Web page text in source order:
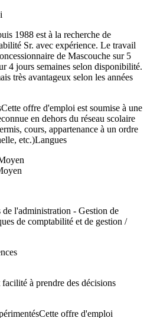
1988 est à la recherche de
Sr. avec expérience. Le travail
de Mascouche sur 5
4 jours semaines selon disponibilité.
très avantageux selon les années
offre d'emploi est soumise à une
en dehors du réseau scolaire
cours, appartenance à un ordre
etc.)Langues
l'administration - Gestion de
de comptabilité et de gestion /
à prendre des décisions
offre d'emploi